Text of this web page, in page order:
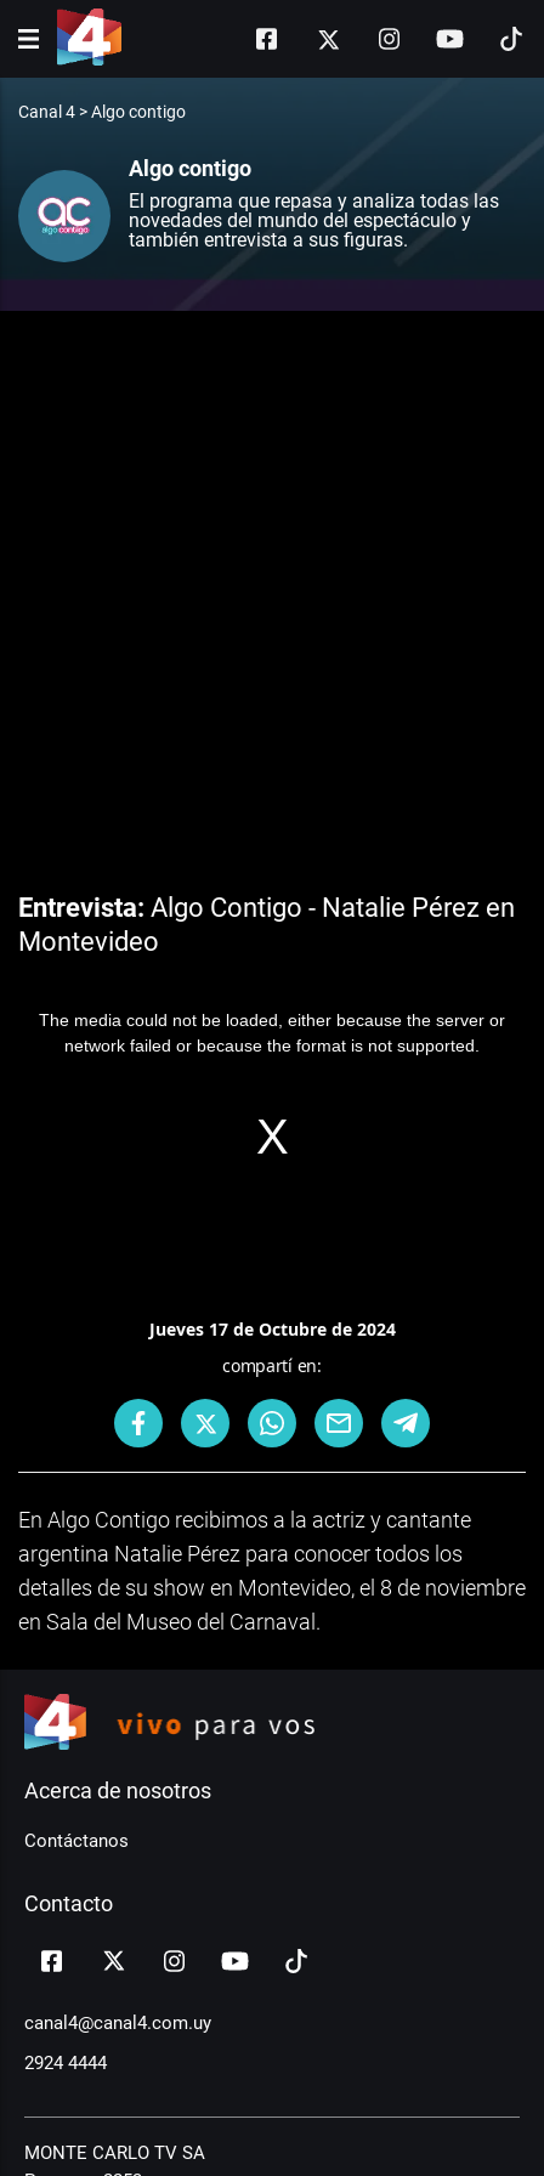
Canal 4 >Algo contigo
Algo contigo
El programa que repasa y analiza todas las
novedades del mundo del espectáculo y
también entrevista a sus figuras.
Entrevista Algo Contigo - Natalie Pérez en
Montevideo
The media could not be loaded, either because the server or
network failed or because the format is not supported.
Jueves 17 de Octubre de 2024
compartí en:
En Algo Contigo recibimos a la actriz y cantante
argentina Natalie Pérez para conocer todos los
detalles de su show en Montevideo, el 8 de noviembre
en Sala del Museo del Carnaval.
Acerca de nosotros
Contáctanos
Contacto
canal4@canal4.com.uy
2924 4444
MONTE CARLO TV SA